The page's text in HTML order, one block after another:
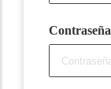
Contraseña